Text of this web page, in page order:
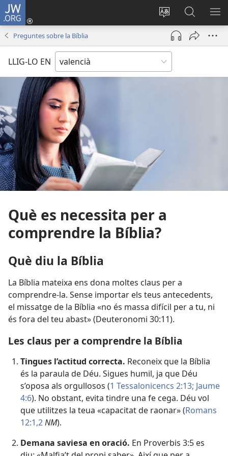
JW.ORG
Canviar
l'idioma
Iniciar
sessió
una
nova)
Busca
a
JW.ORG
Preguntes sobre la Bíblia
LLIG-LO EN
Què es necessita per a
comprendre la Bíblia?
Què diu la Bíblia
La Bíblia mateixa ens dona moltes claus per a
comprendre-la. Sense importar els teus antecedents,
el missatge de la Bíblia «no és massa difícil per a tu, ni
és fora del teu abast» (Deuteronomi 30:11).
Les claus per a comprendre la Bíblia
Tingues l’actitud correcta. Reconeix que la Bíblia
és la paraula de Déu. Sigues humil, ja que Déu
s’oposa als orgullosos (1 Tessalonicencs 2:13; Jaume
4:6). No obstant, evita tindre una fe cega. Déu vol
que utilitzes la teua «capacitat de raonar» (Romans
12:1,2NM).
Demana saviesa en oració. En Proverbis 3:5 es